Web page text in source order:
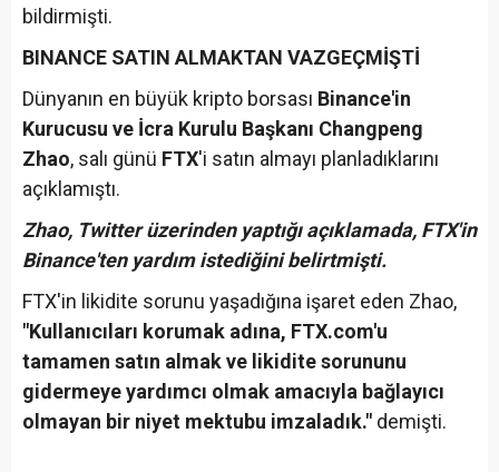
bildirmişti.
BINANCE SATIN ALMAKTAN VAZGEÇMİŞTİ
Dünyanın en büyük kripto borsası Binance'in
Kurucusu ve İcra Kurulu Başkanı Changpeng
Zhao, salı günü FTX'i satın almayı planladıklarını
açıklamıştı.
Zhao, Twitter üzerinden yaptığı açıklamada, FTX'in
Binance'ten yardım istediğini belirtmişti.
FTX'in likidite sorunu yaşadığına işaret eden Zhao,
"Kullanıcıları korumak adına, FTX.com'u
tamamen satın almak ve likidite sorununu
gidermeye yardımcı olmak amacıyla bağlayıcı
olmayan bir niyet mektubu imzaladık." demişti.